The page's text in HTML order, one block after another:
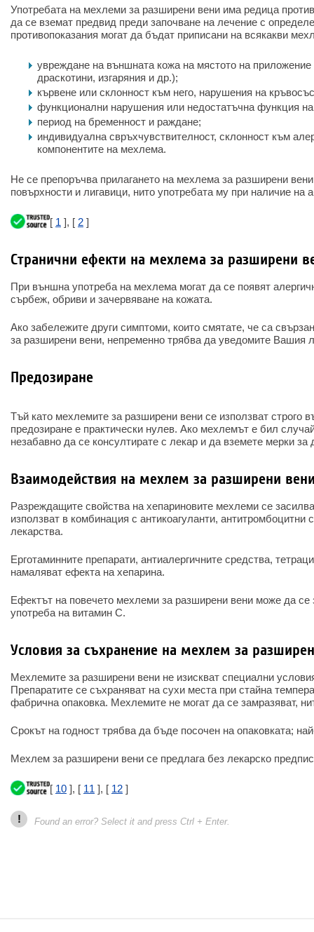
Употребата на мехлеми за разширени вени има редица
да се вземат предвид преди започване на лечение с
противопоказания могат да бъдат приписани на всякакви
увреждане на външната кожа на мястото на
драскотини, изгаряния и др.);
кървене или склонност към него, нарушения на
функционални нарушения или недостатъчна функция
период на бременност и раждане;
индивидуална свръхчувствителност, склонност към
компонентите на мехлема.
Не се препоръчва прилагането на мехлема за разширени
повърхности и лигавици, нито употребата му при наличие на
[ 1 ], [ 2 ]
Странични ефекти на мехлема за разширени
При външна употреба на мехлема могат да се появят
сърбеж, обриви и зачервяване на кожата.
Ако забележите други симптоми, които смятате, че са
за разширени вени, непременно трябва да уведомите Вашия
Предозиране
Тъй като мехлемите за разширени вени се използват строго
предозиране е практически нулев. Ако мехлемът е бил
незабавно да се консултирате с лекар и да вземете мерки за
Взаимодействия на мехлем за разширени
Разреждащите свойства на хепариновите мехлеми се
използват в комбинация с антикоагуланти, антитромбоцитни
лекарства.
Ерготаминните препарати, антиалергичните средства,
намаляват ефекта на хепарина.
Ефектът на повечето мехлеми за разширени вени може да се
употреба на витамин С.
Условия за съхранение на мехлем за
Мехлемите за разширени вени не изискват специални
Препаратите се съхраняват на сухи места при стайна
фабрична опаковка. Мехлемите не могат да се замразяват,
Срокът на годност трябва да бъде посочен на опаковката;
Мехлем за разширени вени се предлага без лекарско
[ 10 ], [ 11 ], [ 12 ]
! Found an error? Select it and press Ctrl + Enter.